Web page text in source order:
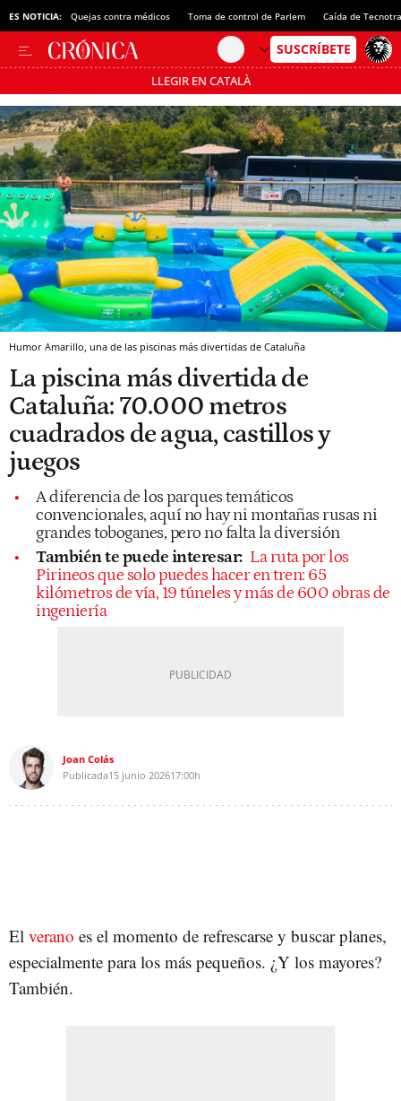
ES NOTICIA: Quejas contra médicos Toma de control de Parlem Caída de
LLEGIR EN CATALÀ
Pásate al MODO AHORRO
Humor Amarillo, una de las piscinas más divertidas de Cataluña
La piscina más divertida de
Cataluña: 70.000 metros
cuadrados de agua, castillos y
juegos
A diferencia de los parques temáticos
convencionales, aquí no hay ni montañas rusas ni
grandes toboganes, pero no falta la diversión
También te puede interesar: La ruta por los
Pirineos que solo puedes hacer en tren: 65
kilómetros de vía, 19 túneles y más de 600 obras de
ingeniería
Joan Colás
Publicada15 junio 202617:00h
El verano es el momento de refrescarse y buscar planes,
especialmente para los más pequeños. ¿Y los mayores?
También.